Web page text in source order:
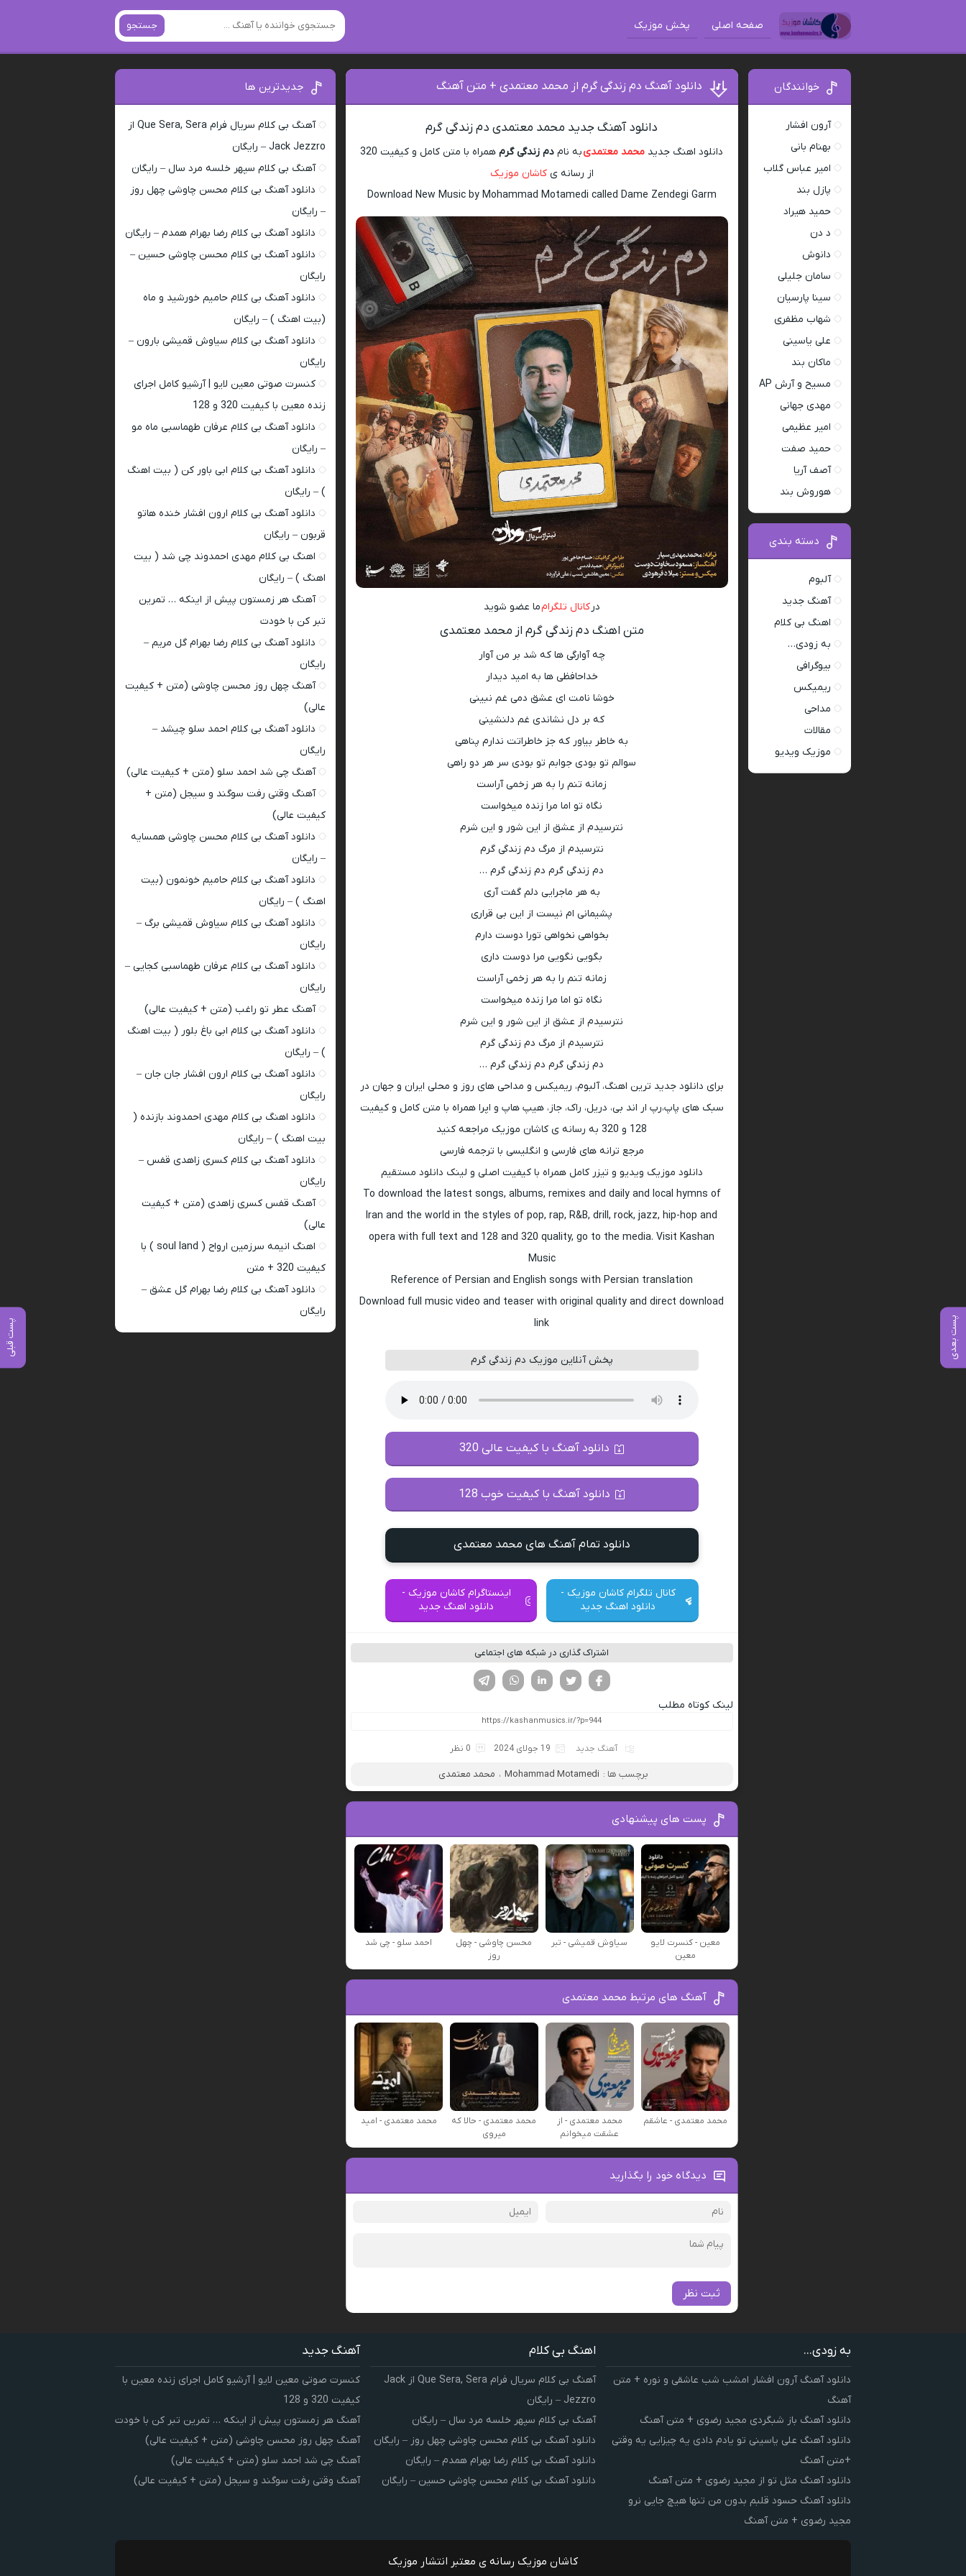
صفحه اصلی پخش موزیک جستجو
پست بعدی پست قبلی
دانلود آهنگ دم زندگی گرم از محمد معتمدی + متن آهنگ
دانلود آهنگ جدید محمد معتمدی دم زندگی گرم
دانلود اهنگ جدید محمد معتمدیبه نام دم زندگی گرم
همراه با متن کامل و کیفیت 320
از رسانه یکاشان موزیک
Download New Music by Mohammad Motamedi called Dame Zendegi Garm
درکانال تلگرامما عضو شوید
متن اهنگ دم زندگی گرم از محمد معتمدی
چه آوارگی ها که شد بر من آوار
خداحافظی ها به امید دیدار
خوشا نامت ای عشق دمی غم نبینی
که بر دل نشاندی غم دلنشینی
به خاطر بیاور که جز خاطراتت ندارم پناهی
سوالم تو بودی جوابم تو بودی سر هر دو راهی
زمانه تنم را به هر زخمی آراست
نگاه تو اما مرا زنده میخواست
نترسیدم از عشق از این شور و این شرم
نترسیدم از مرگ دم زندگی گرم
دم زندگی گرم دم زندگی گرم …
به هر ماجرایی دلم گفت آری
پشیمانی ام نیست از این بی قراری
بخواهی نخواهی تورا دوست دارم
بگویی نگویی مرا دوست داری
زمانه تنم را به هر زخمی آراست
نگاه تو اما مرا زنده میخواست
نترسیدم از عشق از این شور و این شرم
نترسیدم از مرگ دم زندگی گرم
دم زندگی گرم دم زندگی گرم …
برای دانلود جدید ترین اهنگ، آلبوم، ریمیکس و مداحی های روز و محلی ایران و جهان در
سبک های پاپ،رپ ار اند بی، دریل، راک، جاز، هیپ هاپ و اپرا همراه با متن کامل و کیفیت
128 و 320 به رسانه ی کاشان موزیک مراجعه کنید
مرجع ترانه های فارسی و انگلیسی با ترجمه فارسی
دانلود موزیک ویدیو و تیزر کامل همراه با کیفیت اصلی و لینک دانلود مستقیم
To download the latest songs, albums, remixes and daily and local hymns of
Iran and the world in the styles of pop, rap, R&B, drill, rock, jazz, hip-hop and
opera with full text and 128 and 320 quality, go to the media. Visit Kashan
Music
Reference of Persian and English songs with Persian translation
Download full music video and teaser with original quality and direct download
link
پخش آنلاین موزیک دم زندگی گرم
دانلود آهنگ با کیفیت عالی 320
دانلود آهنگ با کیفیت خوب 128
دانلود تمام آهنگ های محمد معتمدی
کانال تلگرام کاشان موزیک -
دانلود اهنگ جدید
اینستاگرام کاشان موزیک -
دانلود اهنگ جدید
اشتراک گذاری در شبکه های اجتماعی
لینکدین تویتر
فیسوک
لینک کوتاه مطلب
آهنگ جدید 19 جولای 2024 0 نظر
برچسب ها : Mohammad Motamedi ، محمد معتمدی
پست های پیشنهادی
معین - کنسرت لایو
معین
سیاوش قمیشی - تبر
محسن چاوشی - چهل
روز
احمد سلو - چی شد
آهنگ های مرتبط محمد معتمدی
محمد معتمدی - عاشقم
محمد معتمدی - از
عشقت میخوانم
محمد معتمدی - حالا که
میروی
محمد معتمدی - امید
دیدگاه خود را بگذارید
ثبت نظر
خوانندگان
آرون افشار
بهنام بانی
امیر عباس گلاب
پازل بند
حمید هیراد
د دن
دانوش
سامان جلیلی
سینا پارسیان
شهاب مظفری
علی یاسینی
ماکان بند
مسیح و آرش AP
مهدی جهانی
امیر عظیمی
حمید صفت
آصف آریا
هوروش بند
دسته بندی
آلبوم
آهنگ جدید
اهنگ بی کلام
به زودی…
بیوگرافی
ریمیکس
مداحی
مقالات
موزیک ویدیو
جدیدترین ها
آهنگ بی کلام سریال فرام Que Sera, Sera از
Jack Jezzro – رایگان
آهنگ بی کلام سپهر خلسه مرد سال – رایگان
دانلود آهنگ بی کلام محسن چاوشی چهل روز
– رایگان
دانلود آهنگ بی کلام رضا بهرام همدم – رایگان
دانلود آهنگ بی کلام محسن چاوشی حسین –
رایگان
دانلود آهنگ بی کلام حامیم خورشید و ماه
(بیت اهنگ ) – رایگان
دانلود آهنگ بی کلام سیاوش قمیشی بارون –
رایگان
کنسرت صوتی معین لایو | آرشیو کامل اجرای
زنده معین با کیفیت 320 و 128
دانلود آهنگ بی کلام عرفان طهماسبی ماه مو
– رایگان
دانلود آهنگ بی کلام ابی باور کن ( بیت اهنگ
) – رایگان
دانلود آهنگ بی کلام ارون افشار خنده هاتو
قربون – رایگان
اهنگ بی کلام مهدی احمدوند چی شد ( بیت
اهنگ ) – رایگان
آهنگ هر زمستون پیش از اینکه … تمرین
تبر کن با خودت
دانلود آهنگ بی کلام رضا بهرام گل مریم –
رایگان
آهنگ چهل روز محسن چاوشی (متن + کیفیت
عالی)
دانلود آهنگ بی کلام احمد سلو چیشد –
رایگان
آهنگ چی شد احمد سلو (متن + کیفیت عالی)
آهنگ وقتی رفت سوگند و سیجل (متن +
کیفیت عالی)
دانلود آهنگ بی کلام محسن چاوشی همسایه
– رایگان
دانلود آهنگ بی کلام حامیم خونمون (بیت
اهنگ ) – رایگان
دانلود آهنگ بی کلام سیاوش قمیشی برگ –
رایگان
دانلود آهنگ بی کلام عرفان طهماسبی کجایی –
رایگان
آهنگ عطر تو راغب (متن + کیفیت عالی)
دانلود آهنگ بی کلام ابی باغ بلور ( بیت اهنگ
) – رایگان
دانلود آهنگ بی کلام ارون افشار جان جان –
رایگان
دانلود اهنگ بی کلام مهدی احمدوند بازنده (
بیت اهنگ ) – رایگان
دانلود آهنگ بی کلام کسری زاهدی قفس –
رایگان
آهنگ قفس کسری زاهدی (متن + کیفیت
عالی)
اهنگ انیمه سرزمین ارواح ( soul land ) با
کیفیت 320 + متن
دانلود آهنگ بی کلام رضا بهرام گل عشق –
رایگان
به زودی...
دانلود آهنگ آرون افشار امشب شب عاشقی و نوره + متن
آهنگ
دانلود آهنگ باز شبگردی مجید رضوی + متن آهنگ
دانلود آهنگ علی یاسینی تو یادم دادی یه چیزایی یه وقتی
+متن آهنگ
دانلود آهنگ مثل تو از مجید رضوی + متن آهنگ
دانلود آهنگ حسود قلبم بدون من تنها هیچ جایی نرو
مجید رضوی + متن آهنگ
اهنگ بی کلام
آهنگ بی کلام سریال فرام Que Sera, Sera از Jack
Jezzro – رایگان
آهنگ بی کلام سپهر خلسه مرد سال – رایگان
دانلود آهنگ بی کلام محسن چاوشی چهل روز – رایگان
دانلود آهنگ بی کلام رضا بهرام همدم – رایگان
دانلود آهنگ بی کلام محسن چاوشی حسین – رایگان
آهنگ جدید
کنسرت صوتی معین لایو | آرشیو کامل اجرای زنده معین با
کیفیت 320 و 128
آهنگ هر زمستون پیش از اینکه … تمرین تبر کن با خودت
آهنگ چهل روز محسن چاوشی (متن + کیفیت عالی)
آهنگ چی شد احمد سلو (متن + کیفیت عالی)
آهنگ وقتی رفت سوگند و سیجل (متن + کیفیت عالی)
کاشان موزیک رسانه ی معتبر انتشار موزیک